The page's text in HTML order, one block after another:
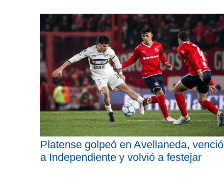
Platense golpeó en Avellaneda, venció
a Independiente y volvió a festejar